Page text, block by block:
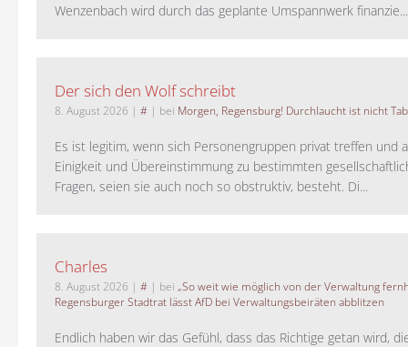
Wenzenbach wird durch das geplante Umspannwerk finanzie...
Der sich den Wolf schreibt
8. August 2026 | # | bei Morgen, Regensburg! Durchlaucht ist nicht
Es ist legitim, wenn sich Personengruppen privat treffen und
Einigkeit und Übereinstimmung zu bestimmten
Fragen, seien sie auch noch so obstruktiv, besteht. Di...
Charles
8. August 2026 | # | bei „So weit wie möglich von der Verwaltung
Regensburger Stadtrat lässt AfD bei Verwaltungsbeiräten abblitzen
Endlich haben wir das Gefühl, dass das Richtige getan wird,